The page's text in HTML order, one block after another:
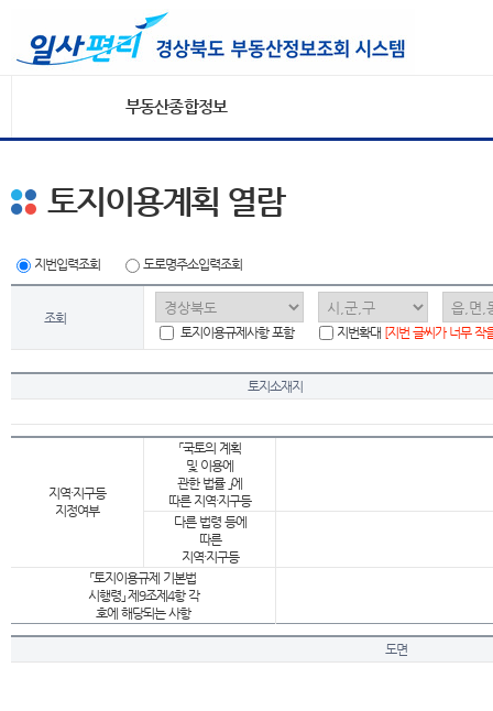
부동산종합정보
토지이용계획 열람
지번입력조회 도로명주소입력조회
조회
토지이용규제사항 포함
지번확대 [지번 글씨가 너무 작
토지소재지
지역·지구등
지정여부
「국토의 계획
및 이용에
관한 법률 」에
따른 지역·지구등
다른 법령 등에
따른
지역·지구등
「토지이용규제 기본법
시행령」 제9조제4항 각
호에 해당되는 사항
도면